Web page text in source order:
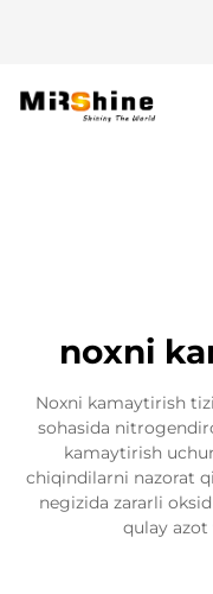
noxni
Noxni kamaytirish
sohasida
kamaytirish
chiqindilarni nazorat
negizida zararli
qulay